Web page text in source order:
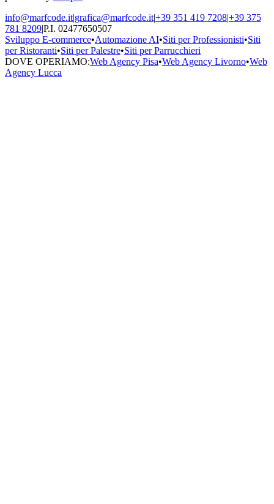
info@marfcode.it|grafica@marfcode.it|+39 351 419 7208|+39 375
781 8209|P.I. 02477650507
Sviluppo E-commerce•Automazione AI•Siti per Professionisti•Siti
per Ristoranti•Siti per Palestre•Siti per Parrucchieri
DOVE OPERIAMO:Web Agency Pisa•Web Agency Livorno•Web
Agency Lucca